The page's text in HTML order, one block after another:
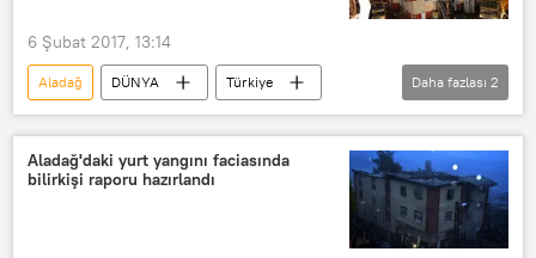
6 Şubat 2017, 13:14
Aladağ DÜNYA
Türkiye
Haberler
Adana
Daha fazlası 2
Aladağ'daki yurt yangını faciasında
bilirkişi raporu hazırlandı